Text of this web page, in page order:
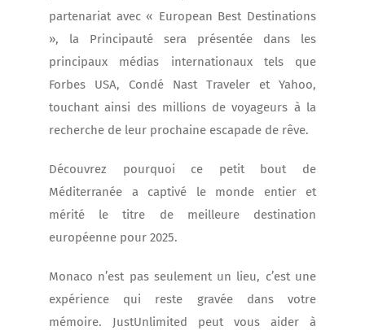
partenariat avec « European Best Destinations
», la Principauté sera présentée dans les
principaux médias internationaux tels que
Forbes USA, Condé Nast Traveler et Yahoo,
touchant ainsi des millions de voyageurs à la
recherche de leur prochaine escapade de rêve.
Découvrez pourquoi ce petit bout de
Méditerranée a captivé le monde entier et
mérité le titre de meilleure destination
européenne pour 2025.
Monaco n’est pas seulement un lieu, c’est une
expérience qui reste gravée dans votre
mémoire. JustUnlimited peut vous aider à